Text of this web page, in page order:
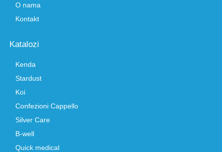
O nama
Kontakt
Katalozi
Kenda
Stardust
Koi
Confezioni Cappello
Silver Care
B-well
Quick medical